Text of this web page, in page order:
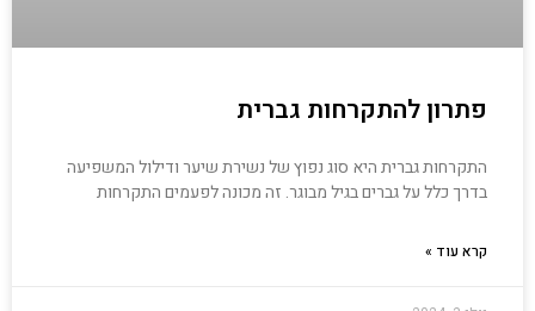
פתרון להתקרחות גברית
התקרחות גברית היא סוג נפוץ של נשירת שיער ודילול המשפיעה
בדרך כלל על גברים בגיל מבוגר. זה מכונה לפעמים התקרחות
קרא עוד »